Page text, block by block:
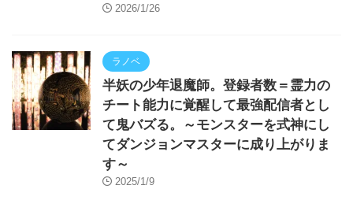
2026/1/26
ラノベ
半妖の少年退魔師。登録者数＝霊力の
チート能力に覚醒して最強配信者とし
て鬼バズる。～モンスターを式神にし
てダンジョンマスターに成り上がりま
す～
2025/1/9